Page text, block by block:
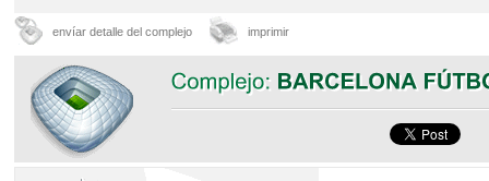
envíar detalle del complejo imprimir